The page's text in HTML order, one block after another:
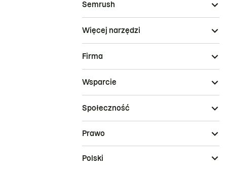
Semrush
Więcej narzędzi
Firma
Wsparcie
Społeczność
Prawo
Polski